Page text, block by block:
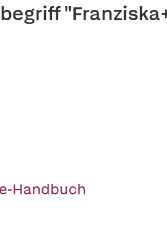
Handbuch